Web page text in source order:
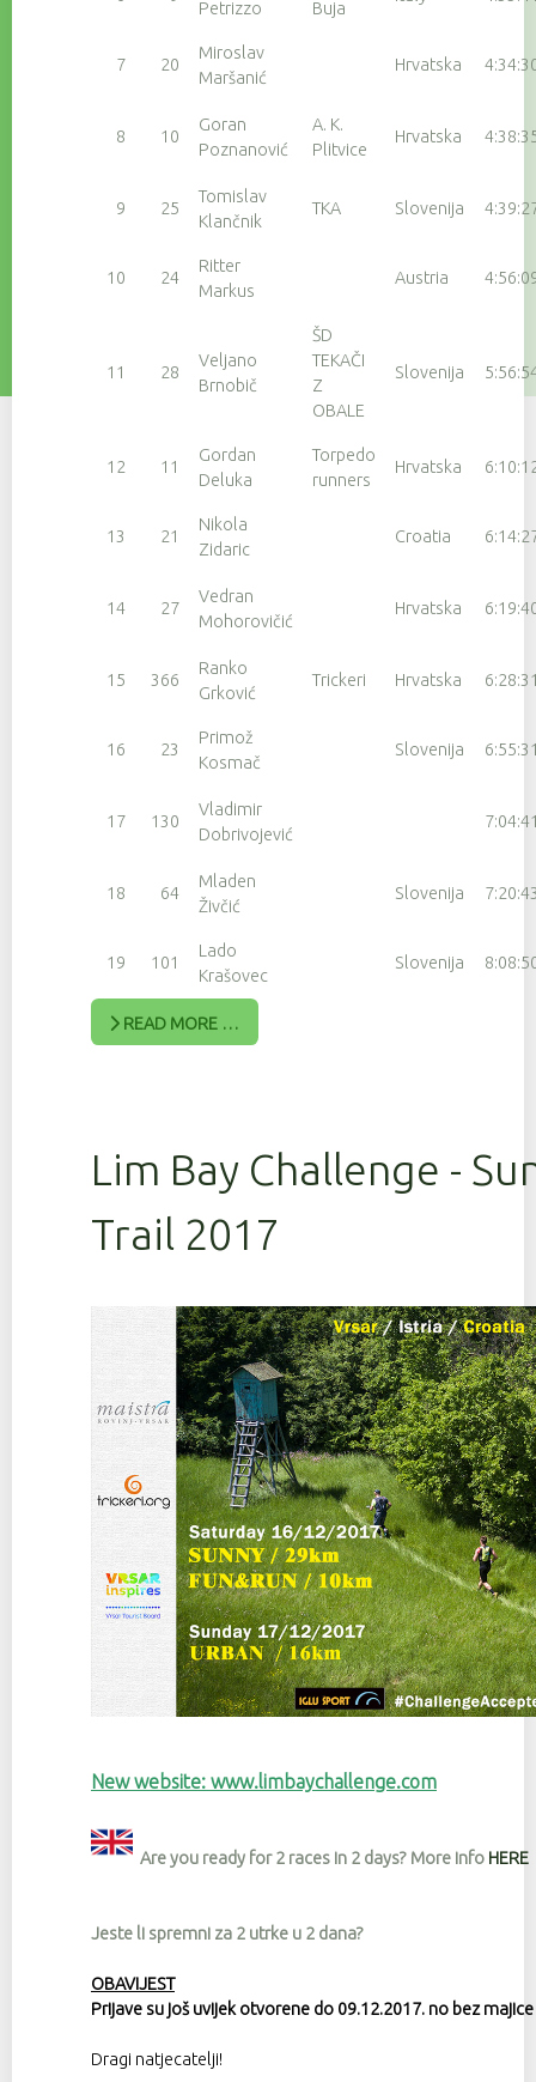
Petrizzo Buja
7 20
Miroslav
Maršanić
Hrvatska
8 10
Goran
Poznanović
A. K.
Plitvice
Hrvatska
9 25
Tomislav
Klančnik
TKA Slovenija
10 24
Ritter
Markus
Austria
11 28
Veljano
Brnobič
ŠD
TEKAČI
Z
OBALE
Slovenija
12 11
Gordan
Deluka
Torpedo
runners
Hrvatska
13 21
Nikola
Zidaric
Croatia
14 27
Vedran
Mohorovičić
Hrvatska
15 366
Ranko
Grković
Trickeri Hrvatska
16 23
Primož
Kosmač
Slovenija
17 130
Vladimir
Dobrivojević
18 64
Mladen
Živčić
Slovenija
19 101
Lado
Krašovec
Slovenija
READ MORE …
Lim Bay Challenge -
Trail 2017
New website: www.limbaychallenge.com
Are you ready for 2 races in 2 days? More info HERE
Jeste li spremni za 2 utrke u 2 dana?
OBAVIJEST
Prijave su još uvijek otvorene do 09.12.2017. no bez
Dragi natjecatelji!